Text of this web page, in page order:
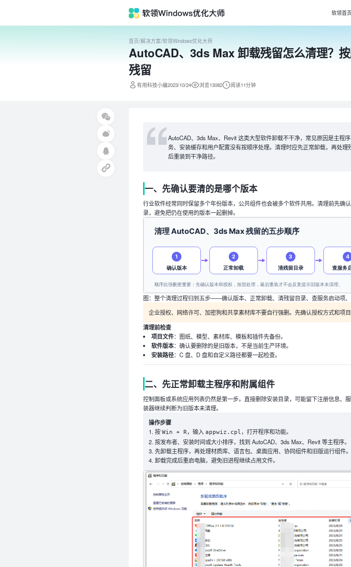
软领首页
首页/解决方案/软领Windows优化大师
AutoCAD、3ds Max 卸载残留怎么清理？
残留
有用科技小编2023/10/24 浏览13082 阅读11分钟
AutoCAD、3ds Max、Revit 这类大型软件卸载不干净，常见原因是主程
务、安装缓存和用户配置没有按顺序处理。清理时应先正常卸载，再处理
后重装到干净路径。
一、先确认要清的是哪个版本
行业软件经常同时保留多个年份版本，公共组件也会被多个软件共用。清理前先确
录，避免把仍在使用的版本一起删掉。
图：整个清理过程归到五步——确认版本、正常卸载、清残留目录、查服务启动项、
企业授权、网络许可、加密狗和共享素材库不要自行强删。先确认授权方式和项目
清理前检查
项目文件：图纸、模型、素材库、模板和插件先备份。
软件版本：确认要删除的是旧版本，不是当前生产环境。
安装路径：C 盘、D 盘和自定义路径都要一起检查。
二、先正常卸载主程序和附属组件
控制面板或系统应用列表仍然是第一步。直接删除安装目录，可能留下注册信息、
装器继续判断为旧版本未清理。
操作步骤
按 Win + R，输入 appwiz.cpl ，打开程序和功能。
按发布者、安装时间或大小排序，找到 AutoCAD、3ds Max、Revit 等主程序。
先卸载主程序，再处理材质库、语言包、桌面应用、协同组件和旧版运行组件。
卸载完成后重启电脑，避免旧进程继续占用文件。